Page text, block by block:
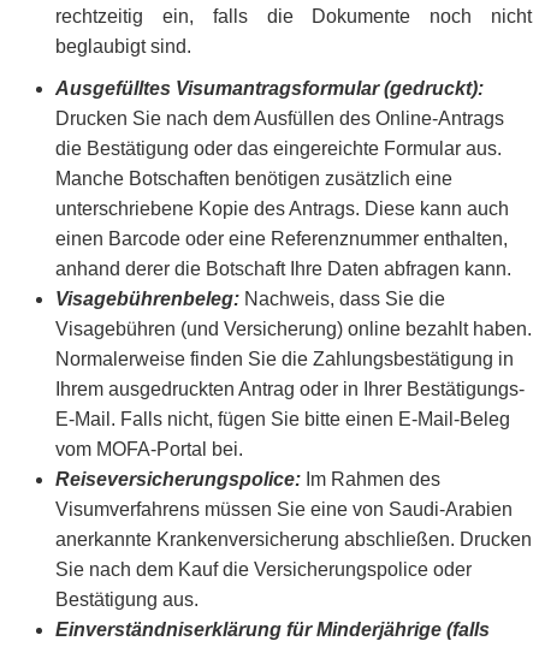
rechtzeitig ein, falls die Dokumente noch nicht
beglaubigt sind.
Ausgefülltes Visumantragsformular (gedruckt):
Drucken Sie nach dem Ausfüllen des Online-Antrags
die Bestätigung oder das eingereichte Formular aus.
Manche Botschaften benötigen zusätzlich eine
unterschriebene Kopie des Antrags. Diese kann auch
einen Barcode oder eine Referenznummer enthalten,
anhand derer die Botschaft Ihre Daten abfragen kann.
Visagebührenbeleg: Nachweis, dass Sie die
Visagebühren (und Versicherung) online bezahlt haben.
Normalerweise finden Sie die Zahlungsbestätigung in
Ihrem ausgedruckten Antrag oder in Ihrer Bestätigungs-
E-Mail. Falls nicht, fügen Sie bitte einen E-Mail-Beleg
vom MOFA-Portal bei.
Reiseversicherungspolice: Im Rahmen des
Visumverfahrens müssen Sie eine von Saudi-Arabien
anerkannte Krankenversicherung abschließen. Drucken
Sie nach dem Kauf die Versicherungspolice oder
Bestätigung aus.
Einverständniserklärung für Minderjährige (falls